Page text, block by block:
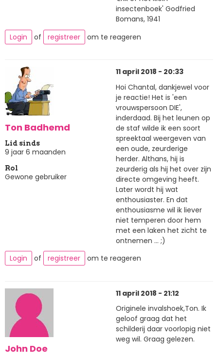
insectenboek' Godfried
Bomans, 1941
Login
of registreer om te reageren
Ton Badhemd
Lid sinds
9 jaar 6 maanden
Rol
Gewone gebruiker
11 april 2018 - 20:33
Hoi Chantal, dankjewel voor
je reactie! Het is 'een
vrouwspersoon DIE',
inderdaad. Bij het leunen op
de staf wilde ik een soort
spreektaal weergeven van
een oude, zeurderige
herder. Althans, hij is
zeurderig als hij het over zijn
directe omgeving heeft.
Later wordt hij wat
enthousiaster. En dat
enthousiasme wil ik liever
niet temperen door hem
met een laken het zicht te
ontnemen ... ;)
Login
of registreer om te reageren
John Doe
11 april 2018 - 21:12
Originele invalshoek,Ton. Ik
geloof graag dat het
schilderij daar voorlopig niet
weg wil. Graag gelezen.